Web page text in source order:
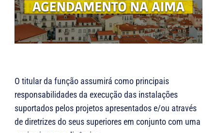
O titular da função assumirá como principais
responsabilidades da execução das instalações
suportados pelos projetos apresentados e/ou através
de diretrizes do seus superiores em conjunto com uma